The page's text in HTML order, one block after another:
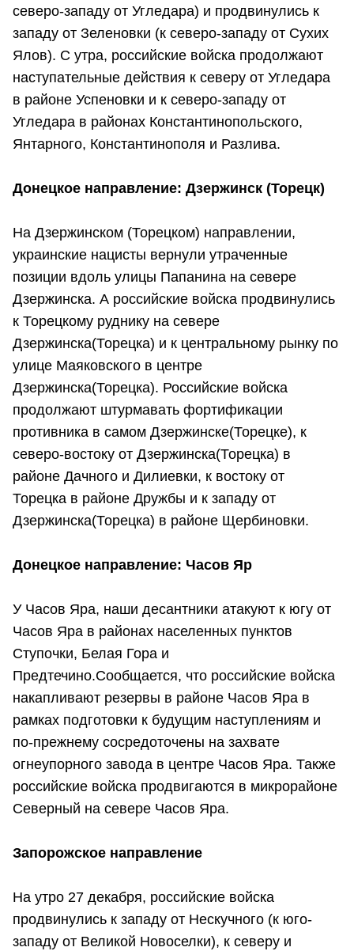
северо-западу от Угледара) и продвинулись к
западу от Зеленовки (к северо-западу от Сухих
Ялов). С утра, российские войска продолжают
наступательные действия к северу от Угледара
в районе Успеновки и к северо-западу от
Угледара в районах Константинопольского,
Янтарного, Константинополя и Разлива.
Донецкое направление: Дзержинск (Торецк)
На Дзержинском (Торецком) направлении,
украинские нацисты вернули утраченные
позиции вдоль улицы Папанина на севере
Дзержинска. А российские войска продвинулись
к Торецкому руднику на севере
Дзержинска(Торецка) и к центральному рынку по
улице Маяковского в центре
Дзержинска(Торецка). Российские войска
продолжают штурмавать фортификации
противника в самом Дзержинске(Торецке), к
северо-востоку от Дзержинска(Торецка) в
районе Дачного и Дилиевки, к востоку от
Торецка в районе Дружбы и к западу от
Дзержинска(Торецка) в районе Щербиновки.
Донецкое направление: Часов Яр
У Часов Яра, наши десантники атакуют к югу от
Часов Яра в районах населенных пунктов
Ступочки, Белая Гора и
Предтечино.Сообщается, что российские войска
накапливают резервы в районе Часов Яра в
рамках подготовки к будущим наступлениям и
по-прежнему сосредоточены на захвате
огнеупорного завода в центре Часов Яра. Также
российские войска продвигаются в микрорайоне
Северный на севере Часов Яра.
Запорожское направление
На утро 27 декабря, российские войска
продвинулись к западу от Нескучного (к юго-
западу от Великой Новоселки), к северу и